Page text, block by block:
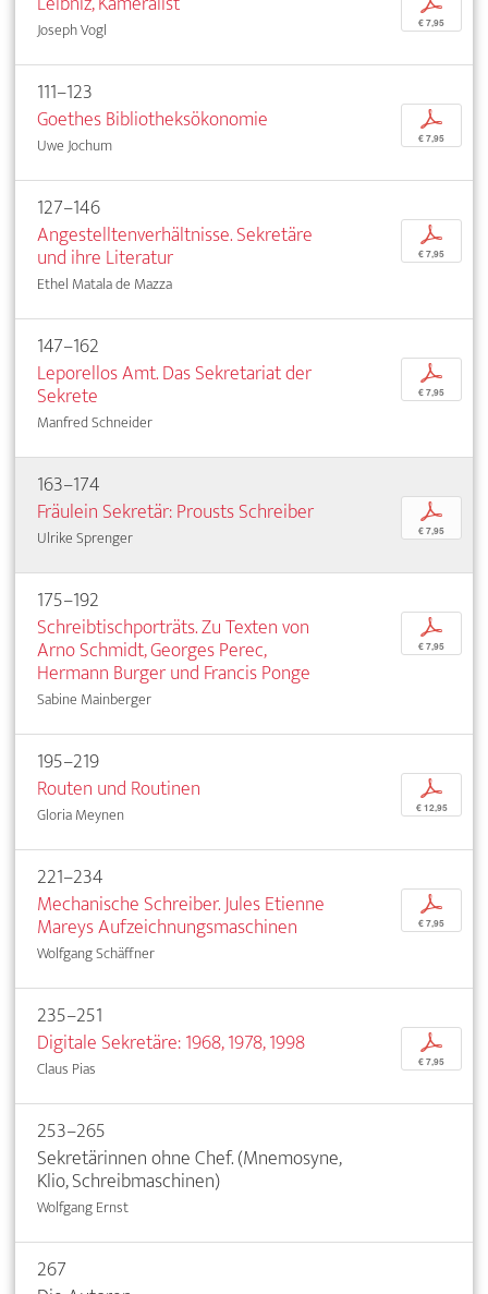
Joseph Vogl € 7,95
111–123
Goethes Bibliotheksökonomie
Uwe Jochum
p
€ 7,95
127–146
Angestelltenverhältnisse. Sekretäre
und ihre Literatur
Ethel Matala de Mazza
p
€ 7,95
147–162
Leporellos Amt. Das Sekretariat der
Sekrete
Manfred Schneider
p
€ 7,95
163–174
Fräulein Sekretär: Prousts Schreiber
Ulrike Sprenger
p
€ 7,95
175–192
Schreibtischporträts. Zu Texten von
Arno Schmidt, Georges Perec,
Hermann Burger und Francis Ponge
Sabine Mainberger
p
€ 7,95
195–219
Routen und Routinen
Gloria Meynen
p
€ 12,95
221–234
Mechanische Schreiber. Jules Etienne
Mareys Aufzeichnungsmaschinen
Wolfgang Schäffner
p
€ 7,95
235–251
Digitale Sekretäre: 1968, 1978, 1998
Claus Pias
p
€ 7,95
253–265
Sekretärinnen ohne Chef. (Mnemosyne,
Klio, Schreibmaschinen)
Wolfgang Ernst
267